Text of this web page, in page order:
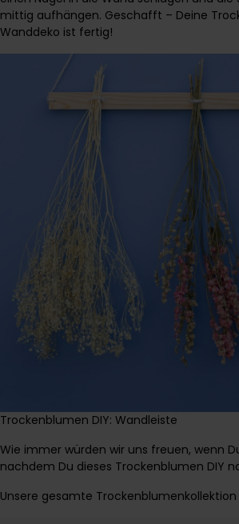
mittig aufhängen. Geschafft – Deine
Wanddeko ist fertig!
Trockenblumen DIY: Wandleiste
Wie immer würden wir uns freuen, wenn
nachdem Du dieses Trockenblumen DIY
Unsere gesamte